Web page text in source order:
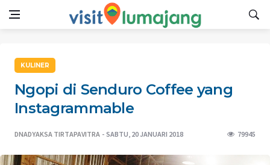
KULINER
Ngopi di Senduro Coffee yang
Instagrammable
DNADYAKSA TIRTAPAVITRA SABTU, 20 JANUARI 2018 79945